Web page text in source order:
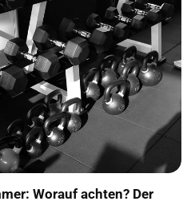
Worauf achten? Der